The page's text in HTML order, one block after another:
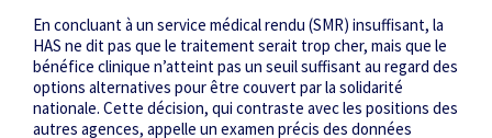
En concluant à un service médical rendu (SMR) insuffisant, la
HAS ne dit pas que le traitement serait trop cher, mais que le
bénéfice clinique n’atteint pas un seuil suffisant au regard des
options alternatives pour être couvert par la solidarité
nationale. Cette décision, qui contraste avec les positions des
autres agences, appelle un examen précis des données